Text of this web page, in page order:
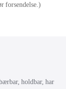
forsendelse.)
holdbar, har